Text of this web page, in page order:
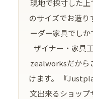
現地で採寸した上
のサイズでお造り
ーダー家具でし
ザイナー・家具
zealworksだから
けます。 『
文出来るショップ